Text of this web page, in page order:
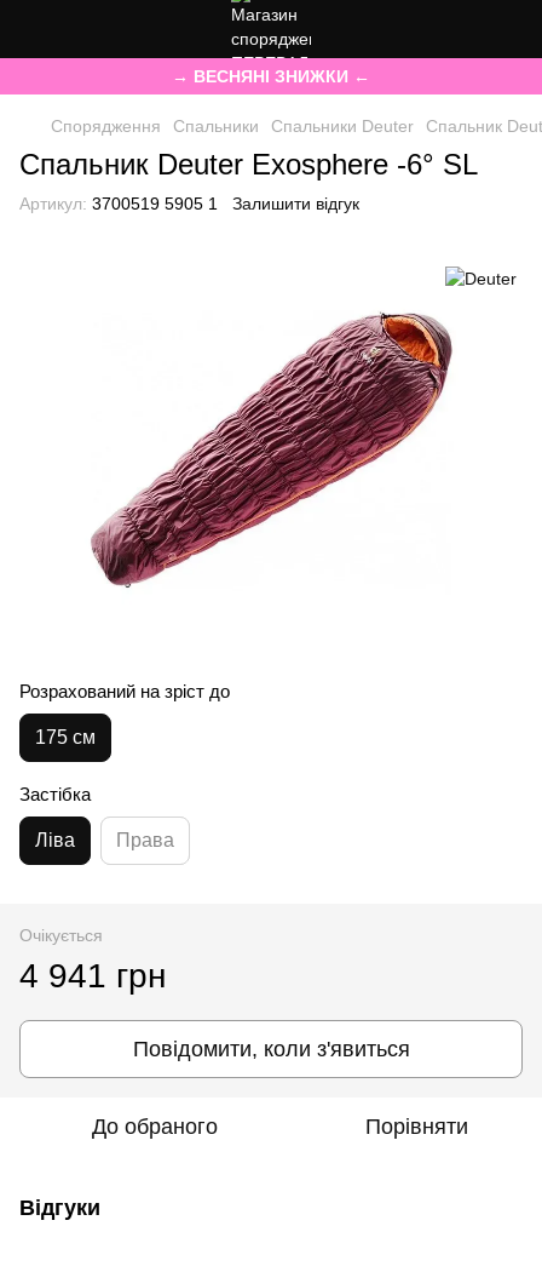
→ ВЕСНЯНІ ЗНИЖКИ ←
Спорядження Спальники Спальники Deuter Спальник
Спальник Deuter Exosphere -6° SL
Артикул: 3700519 5905 1 Залишити відгук
Розрахований на зріст до
175 см
Застібка
Ліва Права
Очікується
4 941 грн
Повідомити, коли з'явиться
До обраного Порівняти
Відгуки